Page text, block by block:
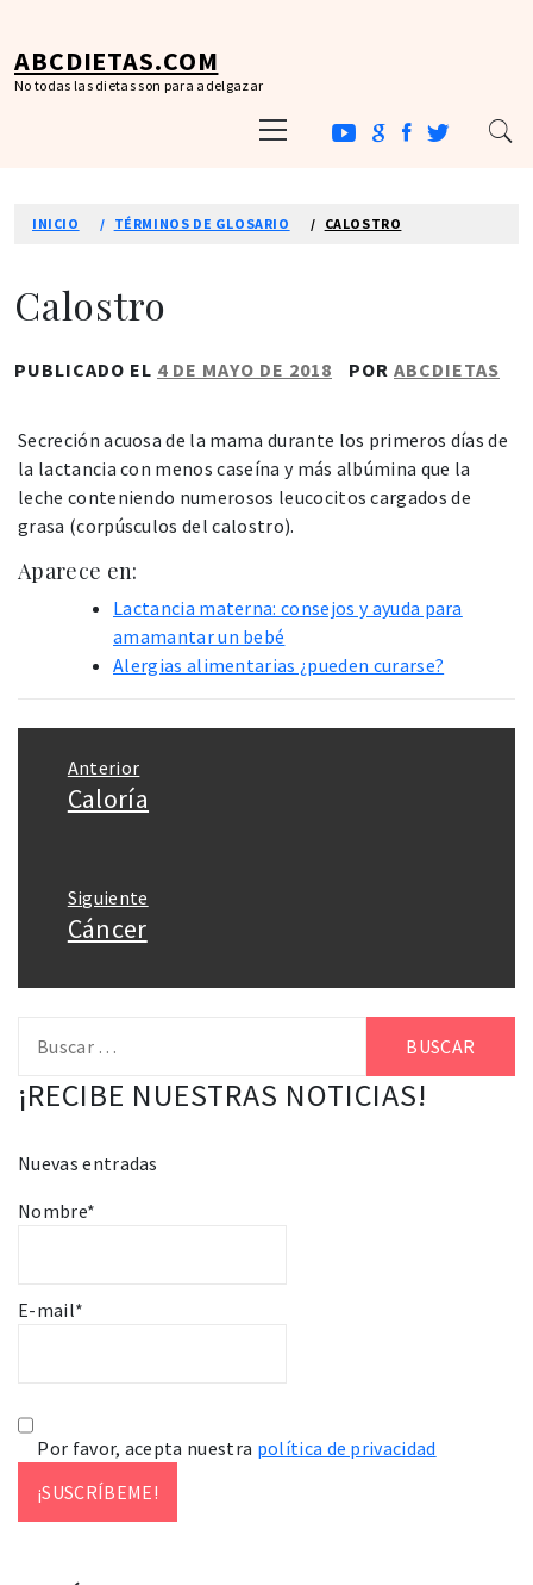
contenido
ABCDIETAS.COM
No todas las dietas son para adelgazar
principal
INICIO TÉRMINOS DE GLOSARIO CALOSTRO
Calostro
PUBLICADO EL 4 DE MAYO DE 2018 POR ABCDIETAS
Secreción acuosa de la mama durante los primeros días de
la lactancia con menos caseína y más albúmina que la
leche conteniendo numerosos leucocitos cargados de
grasa (corpúsculos del calostro).
Aparece en:
Lactancia materna: consejos y ayuda para
amamantar un bebé
Alergias alimentarias ¿pueden curarse?
entradas
Anterior
Entrada
Caloría
Siguiente
Entrada
Cáncer
¡RECIBE NUESTRAS NOTICIAS!
Nuevas entradas
Nombre*
E-mail*
Por favor, acepta nuestra política de privacidad